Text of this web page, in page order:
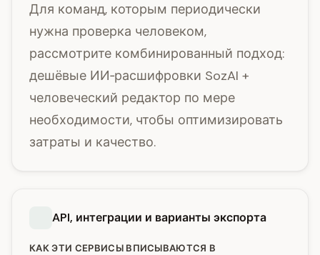
Для команд, которым периодически
нужна проверка человеком,
рассмотрите комбинированный подход:
дешёвые ИИ‑расшифровки SozAI +
человеческий редактор по мере
необходимости, чтобы оптимизировать
затраты и качество.
API, интеграции и варианты экспорта
КАК ЭТИ СЕРВИСЫ ВПИСЫВАЮТСЯ В